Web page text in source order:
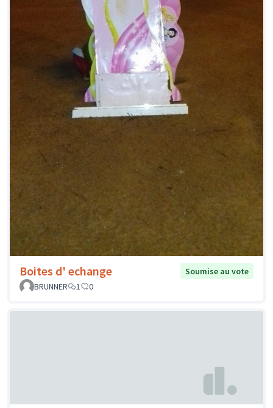
Boites d' echange
Soumise au vote
BRUNNER
1 0